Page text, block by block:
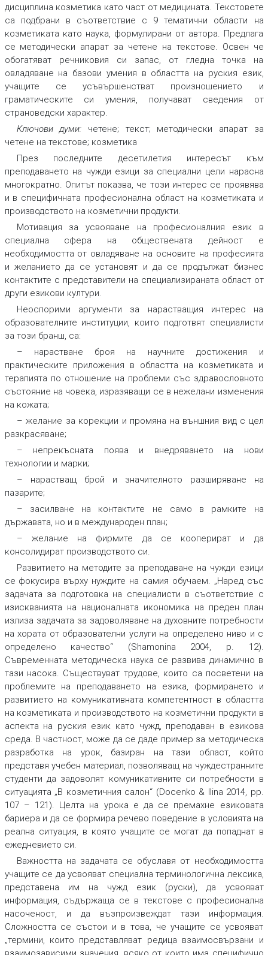
дисциплина козметика като част от медицината. Текстовете
са подбрани в съответствие с 9 тематични области на
козметиката като наука, формулирани от автора. Предлага
се методически апарат за четене на текстове. Освен че
обогатяват речниковия си запас, от гледна точка на
овладяване на базови умения в областта на руския език,
учащите се усъвършенстват произношението и
граматическите си умения, получават сведения от
страноведски характер.
Ключови думи: четене; текст; методически апарат за
четене на текстове; козметика
През последните десетилетия интересът към
преподаването на чужди езици за специални цели нарасна
многократно. Опитът показва, че този интерес се проявява
и в специфичната професионална област на козметиката и
производството на козметични продукти.
Мотивация за усвояване на професионалния език в
специална сфера на обществената дейност е
необходимостта от овладяване на основите на професията
и желанието да се установят и да се продължат бизнес
контактите с представители на специализираната област от
други езикови култури.
Неоспорими аргументи за нарастващия интерес на
образователните институции, които подготвят специалисти
за този бранш, са:
– нарастване броя на научните достижения и
практическите приложения в областта на козметиката и
терапията по отношение на проблеми със здравословното
състояние на човека, изразяващи се в нежелани изменения
на кожата;
– желание за корекции и промяна на външния вид с цел
разкрасяване;
– непрекъсната поява и внедряването на нови
технологии и марки;
– нарастващ брой и значителното разширяване на
пазарите;
– засилване на контактите не само в рамките на
държавата, но и в международен план;
– желание на фирмите да се кооперират и да
консолидират производството си.
Развитието на методите за преподаване на чужди езици
се фокусира върху нуждите на самия обучаем. „Наред със
задачата за подготовка на специалисти в съответствие с
изискванията на националната икономика на преден план
излиза задачата за задоволяване на духовните потребности
на хората от образователни услуги на определено ниво и с
определено качество“ (Shamonina 2004, p. 12).
Съвременната методическа наука се развива динамично в
тази насока. Съществуват трудове, които са посветени на
проблемите на преподаването на езика, формирането и
развитието на комуникативната компетентност в областта
на козметиката и производството на козметични продукти в
аспекта на руския език като чужд, преподаван в езикова
среда. В частност, може да се даде пример за методическа
разработка на урок, базиран на тази област, който
представя учебен материал, позволяващ на чуждестранните
студенти да задоволят комуникативните си потребности в
ситуацията „В козметичния салон“ (Docenko & Ilina 2014, pp.
107 – 121). Целта на урока е да се премахне езиковата
бариера и да се формира речево поведение в условията на
реална ситуация, в която учащите се могат да попаднат в
ежедневието си.
Важността на задачата се обуславя от необходимостта
учащите се да усвояват специална терминологична лексика,
представена им на чужд език (руски), да усвояват
информация, съдържаща се в текстове с професионална
насоченост, и да възпроизвеждат тази информация.
Сложността се състои и в това, че учащите се усвояват
„термини, които представляват редица взаимосвързани и